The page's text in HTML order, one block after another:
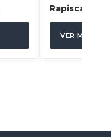
Rapiscan
VER MÁS